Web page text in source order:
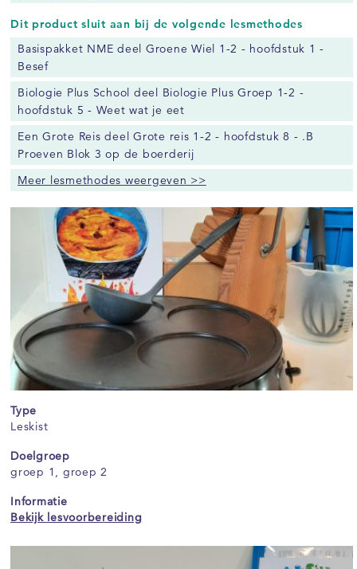
Dit product sluit aan bij de volgende lesmethodes
Basispakket NME deel Groene Wiel 1-2 - hoofdstuk 1 -
Besef
Biologie Plus School deel Biologie Plus Groep 1-2 -
hoofdstuk 5 - Weet wat je eet
Een Grote Reis deel Grote reis 1-2 - hoofdstuk 8 - .B
Proeven Blok 3 op de boerderij
Meer lesmethodes weergeven >>
Type
Leskist
Doelgroep
groep 1, groep 2
Informatie
Bekijk lesvoorbereiding